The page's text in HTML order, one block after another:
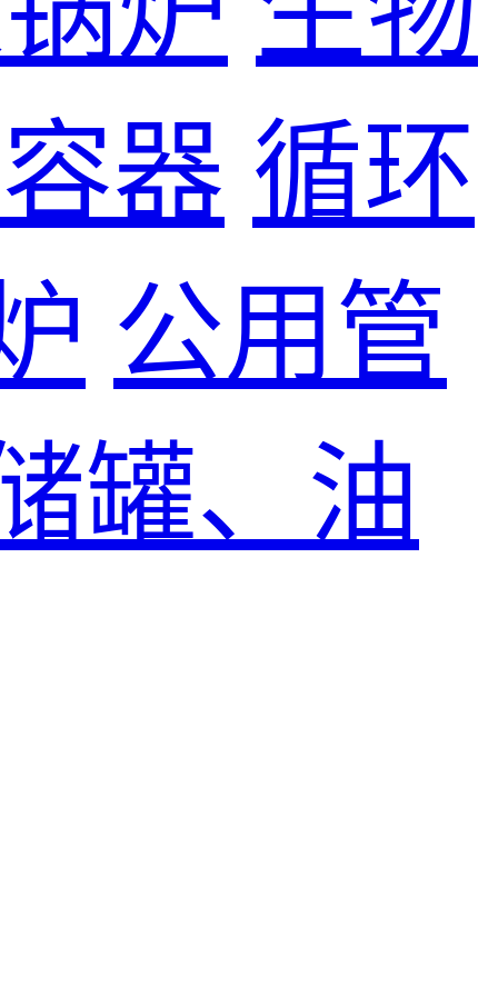
器 循环
公用管
罐、油